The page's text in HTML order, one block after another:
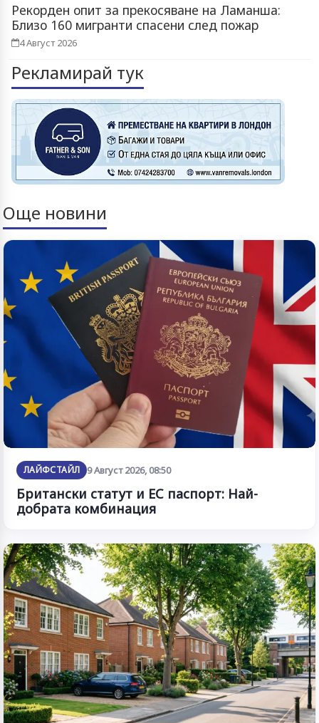
Рекорден опит за прекосяване на Ламанша:
Близо 160 мигранти спасени след пожар
4 Август 2026
Рекламирай тук
Още новини
ЛАЙФСТАЙЛ 9 Август 2026, 08:50
Британски статут и ЕС паспорт: Най-
добрата комбинация